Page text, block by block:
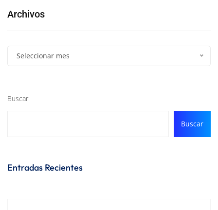
Archivos
Seleccionar mes
Buscar
Buscar
Entradas Recientes